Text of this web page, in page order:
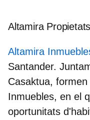
Altamira Propietats
Altamira
Santander.
Casaktua,
Inmuebles, en el
oportunitats